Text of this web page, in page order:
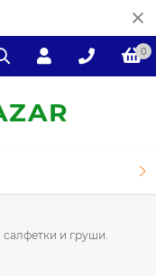
0
и груши.